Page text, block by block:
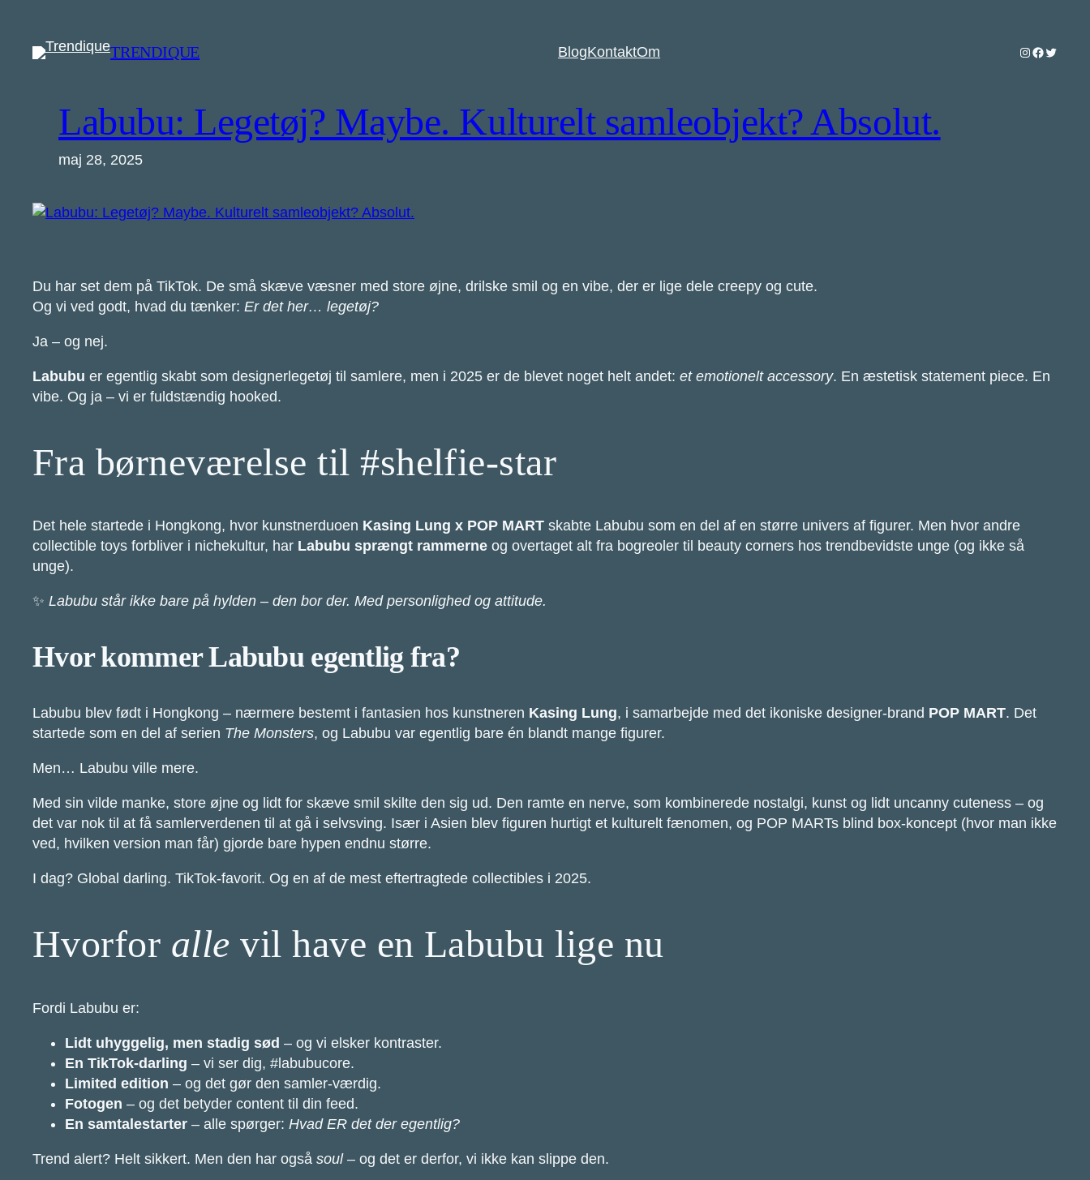
indhold
TRENDIQUE BlogKontaktOm Instagram
Facebook
Twitter
Labubu: Legetøj? Maybe. Kulturelt samleobjekt? Absolut.
maj 28, 2025
Du har set dem på TikTok. De små skæve væsner med store øjne, drilske smil og en vibe, der er lige dele creepy og cute.
Og vi ved godt, hvad du tænker: Er det her… legetøj?
Ja – og nej.
Labubu er egentlig skabt som designerlegetøj til samlere, men i 2025 er de blevet noget helt andet: et emotionelt accessory. En æstetisk statement piece. En
vibe. Og ja – vi er fuldstændig hooked.
Fra børneværelse til #shelfie-star
Det hele startede i Hongkong, hvor kunstnerduoen Kasing Lung x POP MART skabte Labubu som en del af en større univers af figurer. Men hvor andre
collectible toys forbliver i nichekultur, har Labubu sprængt rammerne og overtaget alt fra bogreoler til beauty corners hos trendbevidste unge (og ikke så
unge).
✨ Labubu står ikke bare på hylden – den bor der. Med personlighed og attitude.
Hvor kommer Labubu egentlig fra?
Labubu blev født i Hongkong – nærmere bestemt i fantasien hos kunstneren Kasing Lung, i samarbejde med det ikoniske designer-brand POP MART. Det
startede som en del af serien The Monsters, og Labubu var egentlig bare én blandt mange figurer.
Men… Labubu ville mere.
Med sin vilde manke, store øjne og lidt for skæve smil skilte den sig ud. Den ramte en nerve, som kombinerede nostalgi, kunst og lidt uncanny cuteness – og
det var nok til at få samlerverdenen til at gå i selvsving. Især i Asien blev figuren hurtigt et kulturelt fænomen, og POP MARTs blind box-koncept (hvor man ikke
ved, hvilken version man får) gjorde bare hypen endnu større.
I dag? Global darling. TikTok-favorit. Og en af de mest eftertragtede collectibles i 2025.
Hvorfor alle vil have en Labubu lige nu
Fordi Labubu er:
Lidt uhyggelig, men stadig sød – og vi elsker kontraster.
En TikTok-darling – vi ser dig, #labubucore.
Limited edition – og det gør den samler-værdig.
Fotogen – og det betyder content til din feed.
En samtalestarter – alle spørger: Hvad ER det der egentlig?
Trend alert? Helt sikkert. Men den har også soul– og det er derfor, vi ikke kan slippe den.